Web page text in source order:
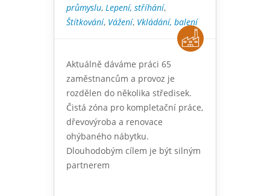
průmyslu, Lepení, stříhání,
Štítkování, Vážení, Vkládání, balení
Aktuálně dáváme práci 65
zaměstnancům a provoz je
rozdělen do několika středisek.
Čistá zóna pro kompletační práce,
dřevovýroba a renovace
ohýbaného nábytku.
Dlouhodobým cílem je být silným
partnerem